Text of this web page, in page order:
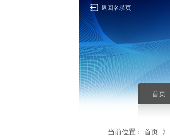
返回名录页
首页
当前位置： 首页 》